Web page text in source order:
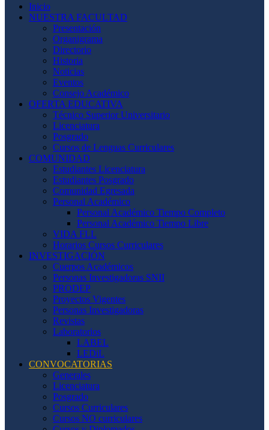
Inicio
NUESTRA FACULTAD
Presentación
Organigrama
Directorio
Historia
Noticias
Eventos
Consejo Académico
OFERTA EDUCATIVA
Técnico Superior Universitario
Licenciatura
Posgrado
Cursos de Lenguas Curriculares
COMUNIDAD
Estudiantes Licenciatura
Estudiantes Posgrado
Comunidad Egresada
Personal Académico
Personal Académico Tiempo Completo
Personal Académico Tiempo Libre
VIDA FLL
Horarios Cursos Curriculares
INVESTIGACIÓN
Cuerpos Académicos
Personas Investigadoras SNII
PRODEP
Proyectos Vigentes
Personas Investigadoras
Revistas
Laboratorios
LABEL
LEDiL
CONVOCATORIAS
Generales
Licenciatura
Posgrado
Cursos Curriculares
Cursos NO curriculares